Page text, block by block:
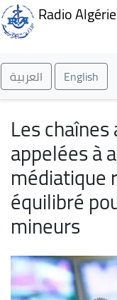
Radio
العربية English
Les
appelées à
médiatique
équilibré
mineurs